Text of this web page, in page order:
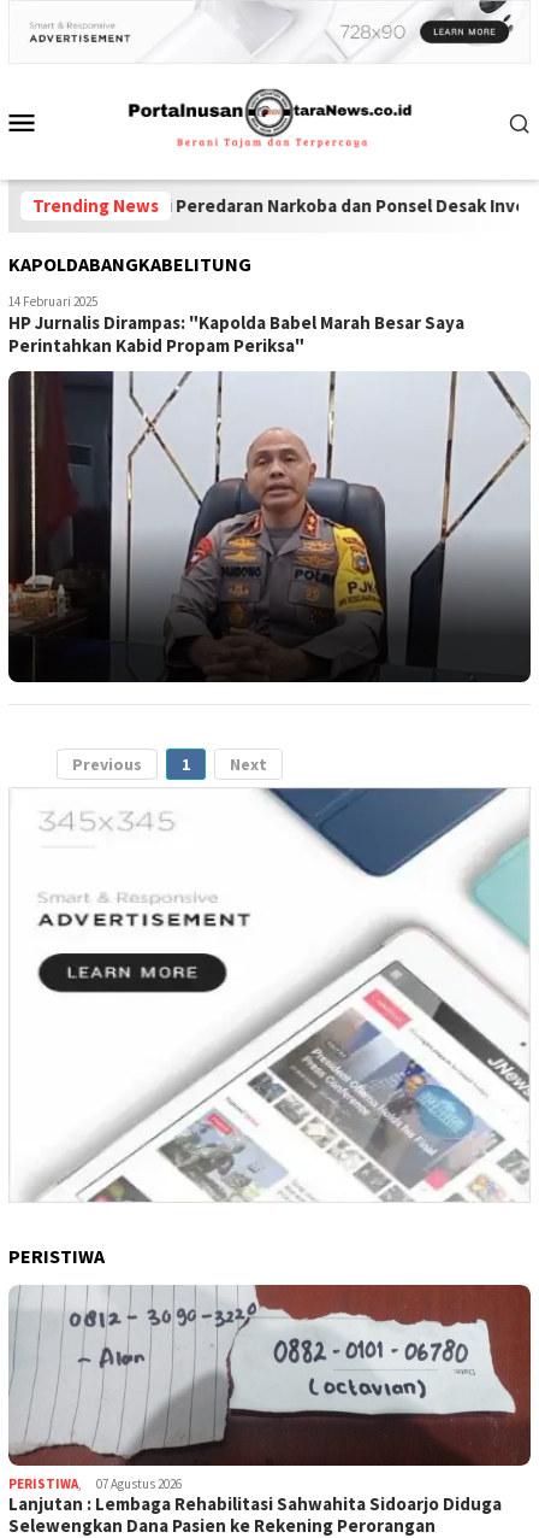
Trending News
Jadi Peredaran Narkoba dan Ponsel Desak Investigasi
KAPOLDABANGKABELITUNG
14 Februari 2025
HP Jurnalis Dirampas: "Kapolda Babel Marah Besar Saya
Perintahkan Kabid Propam Periksa"
Previous 1 Next
PERISTIWA
PERISTIWA 07 Agustus 2026
Lanjutan : Lembaga Rehabilitasi Sahwahita Sidoarjo Diduga
Selewengkan Dana Pasien ke Rekening Perorangan